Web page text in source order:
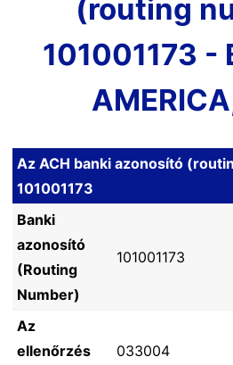
(routing
101001173 -
Az ACH banki azonosító
101001173
Banki
azonosító
(Routing
Number)
101001173
Az
ellenőrzés
033004